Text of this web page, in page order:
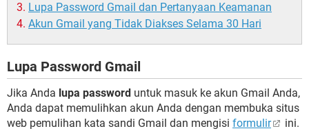
Lupa Password Gmail dan Pertanyaan Keamanan
Akun Gmail yang Tidak Diakses Selama 30 Hari
Lupa Password Gmail
Jika Anda lupa password untuk masuk ke akun Gmail Anda,
Anda dapat memulihkan akun Anda dengan membuka situs
web pemulihan kata sandi Gmail dan mengisi formulir
ini.